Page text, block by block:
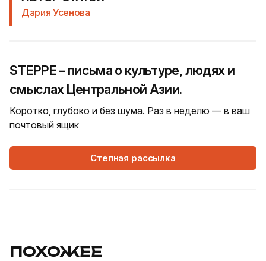
Дария Усенова
STEPPE – письма о культуре, людях и
смыслах Центральной Азии.
Коротко, глубоко и без шума. Раз в неделю — в ваш
почтовый ящик
Степная рассылка
ПОХОЖЕЕ